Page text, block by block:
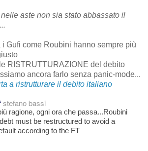
aste non sia stato abbassato il
Gufi come Roubini hanno sempre più
RISTRUTTURAZIONE del debito
ancora farlo senza panic-mode...
a ristrutturare il debito italiano
stefano bassi
ragione, ogni ora che passa...Roubini
must be restructured to avoid a
according to the FT